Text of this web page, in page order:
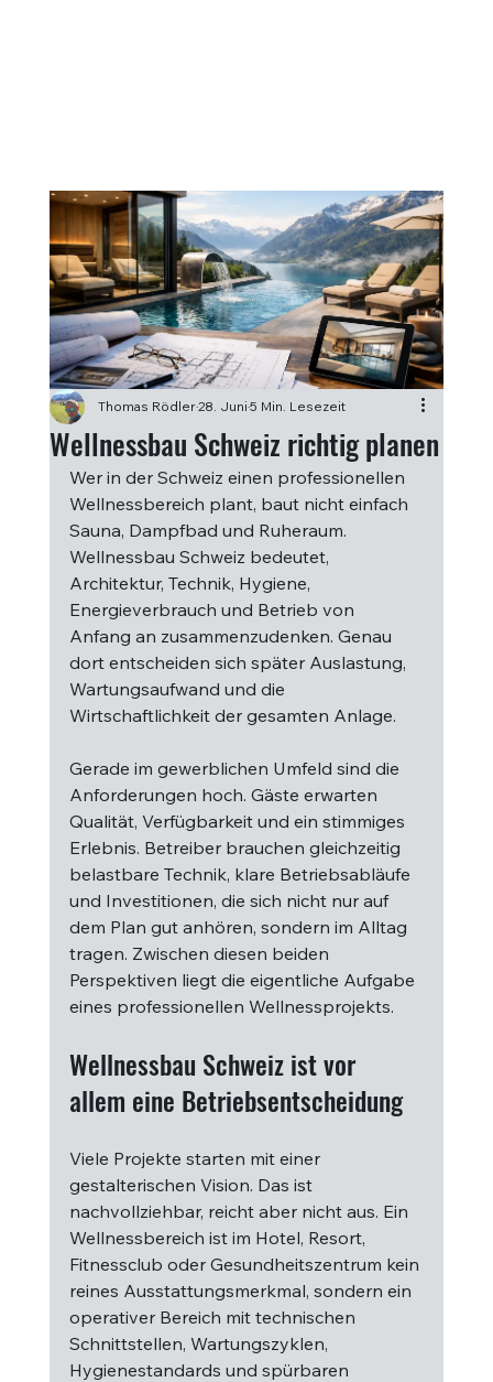
Wellnessbau Schweiz richtig planen
Thomas Rödler28. Juni5 Min. Lesezeit
Wer in der Schweiz einen professionellen
Wellnessbereich plant, baut nicht einfach
Sauna, Dampfbad und Ruheraum.
Wellnessbau Schweiz bedeutet,
Architektur, Technik, Hygiene,
Energieverbrauch und Betrieb von
Anfang an zusammenzudenken. Genau
dort entscheiden sich später Auslastung,
Wartungsaufwand und die
Wirtschaftlichkeit der gesamten Anlage.
Gerade im gewerblichen Umfeld sind die
Anforderungen hoch. Gäste erwarten
Qualität, Verfügbarkeit und ein stimmiges
Erlebnis. Betreiber brauchen gleichzeitig
belastbare Technik, klare Betriebsabläufe
und Investitionen, die sich nicht nur auf
dem Plan gut anhören, sondern im Alltag
tragen. Zwischen diesen beiden
Perspektiven liegt die eigentliche Aufgabe
eines professionellen Wellnessprojekts.
Wellnessbau Schweiz ist vor
allem eine Betriebsentscheidung
Viele Projekte starten mit einer
gestalterischen Vision. Das ist
nachvollziehbar, reicht aber nicht aus. Ein
Wellnessbereich ist im Hotel, Resort,
Fitnessclub oder Gesundheitszentrum kein
reines Ausstattungsmerkmal, sondern ein
operativer Bereich mit technischen
Schnittstellen, Wartungszyklen,
Hygienestandards und spürbaren